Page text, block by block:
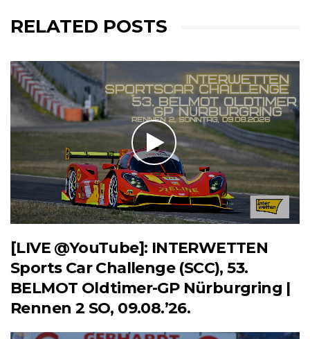
RELATED POSTS
[LIVE @YouTube]: INTERWETTEN
Sports Car Challenge (SCC), 53.
BELMOT Oldtimer-GP Nürburgring |
Rennen 2 SO, 09.08.’26.